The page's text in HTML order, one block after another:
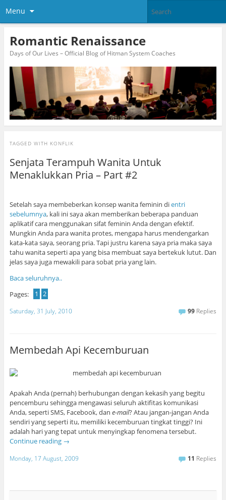
Menu
Romantic Renaissance
Days of Our Lives – Official Blog of Hitman System Coaches
TAGGED WITH KONFLIK
Senjata Terampuh Wanita Untuk
Menaklukkan Pria – Part #2
Setelah saya membeberkan konsep wanita feminin dientri
sebelumnya, kali ini saya akan memberikan beberapa panduan
aplikatif cara menggunakan sifat feminin Anda dengan efektif.
Mungkin Anda para wanita protes, mengapa harus mendengarkan
kata-kata saya, seorang pria. Tapi justru karena saya pria maka saya
tahu wanita seperti apa yang bisa membuat saya bertekuk lutut. Dan
jelas saya juga mewakili para sobat pria yang lain.
Baca seluruhnya..
Pages:
1 2
Saturday, 31 July, 2010 99 Replies
Membedah Api Kecemburuan
Apakah Anda (pernah) berhubungan dengan kekasih yang begitu
pencemburu sehingga mengawasi seluruh aktifitas komunikasi
Anda, seperti SMS, Facebook, dan e-mail? Atau jangan-jangan Anda
sendiri yang seperti itu, memiliki kecemburuan tingkat tinggi? Ini
adalah hari yang tepat untuk menyingkap fenomena tersebut.
Continue reading →
Monday, 17 August, 2009 11 Replies